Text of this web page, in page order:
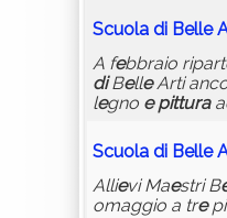
Scuola di Belle
A febbraio
diBelleArti
legno e pittura
Scuola di Belle
Allievi Maestri B
omaggio a tre